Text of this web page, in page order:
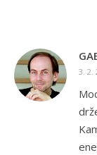
3. 2.